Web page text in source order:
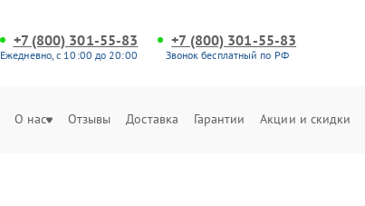
+7 (800) 301-55-83
Ежедневно, с 10:00 до 20:00
+7 (800) 301-55-83
Звонок бесплатный по РФ
О нас Отзывы Доставка Гарантии Акции и скидки